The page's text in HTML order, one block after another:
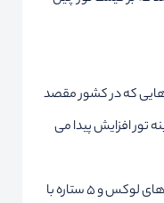
که در کشور مقصد
تور افزایش پیدا می
هزینه اقامت در هتل های لوکس و 5 ستاره با